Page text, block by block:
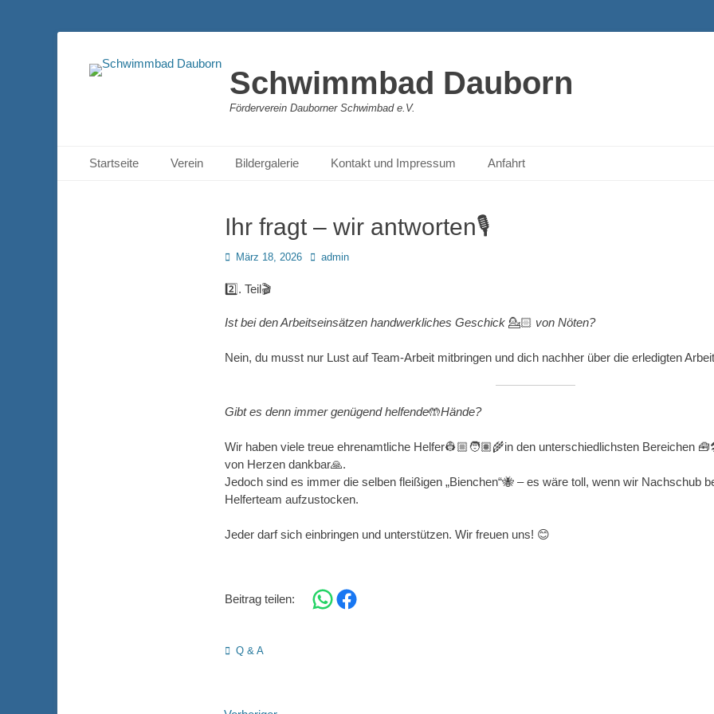
Schwimmbad Dauborn
Förderverein Dauborner Schwimbad e.V.
Primäres Menü
Inhalt
Startseite Verein Bildergalerie Kontakt und Impressum Anfahrt
Ihr fragt – wir antworten🎙️
Posted
März 18, 2026 Autoradmin
2️⃣. Teil🎬
Ist bei den Arbeitseinsätzen handwerkliches Geschick 💁🏻 von Nöten?
Nein, du musst nur Lust auf Team-Arbeit mitbringen und dich nachher über die erledigten
Gibt es denn immer genügend helfende🤲Hände?
Wir haben viele treue ehrenamtliche Helfer👷🏼🧑🏽‍🌾in den unterschiedlichsten Bereichen
von Herzen dankbar🙏.
Jedoch sind es immer die selben fleißigen „Bienchen“🐝 – es wäre toll, wenn wir Nachschub
Helferteam aufzustocken.
Jeder darf sich einbringen und unterstützen. Wir freuen uns! 😊
Beitrag teilen: Share on WhatsApp
Share on Facebook
Kategorien
Q & A